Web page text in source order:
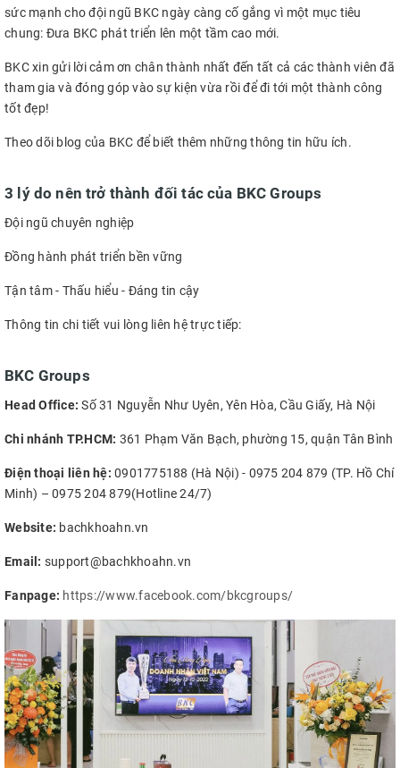
sức mạnh cho đội ngũ BKC ngày càng cố gắng vì một mục tiêu
chung: Đưa BKC phát triển lên một tầm cao mới.
BKC xin gửi lời cảm ơn chân thành nhất đến tất cả các thành viên đã
tham gia và đóng góp vào sự kiện vừa rồi để đi tới một thành công
tốt đẹp!
Theo dõi blog của BKC để biết thêm những thông tin hữu ích.
3 lý do nên trở thành đối tác của BKC Groups
Đội ngũ chuyên nghiệp
Đồng hành phát triển bền vững
Tận tâm - Thấu hiểu - Đáng tin cậy
Thông tin chi tiết vui lòng liên hệ trực tiếp:
BKC Groups
Head Office:Số 31 Nguyễn Như Uyên, Yên Hòa, Cầu Giấy, Hà Nội
Chi nhánh TP.HCM: 361 Phạm Văn Bạch, phường 15, quận Tân Bình
Điện thoại liên hệ: 0901775188 (Hà Nội) - 0975 204 879 (TP. Hồ Chí
Minh) – 0975 204 879(Hotline 24/7)
Website: bachkhoahn.vn
Email: support@bachkhoahn.vn
Fanpage: https://www.facebook.com/bkcgroups/